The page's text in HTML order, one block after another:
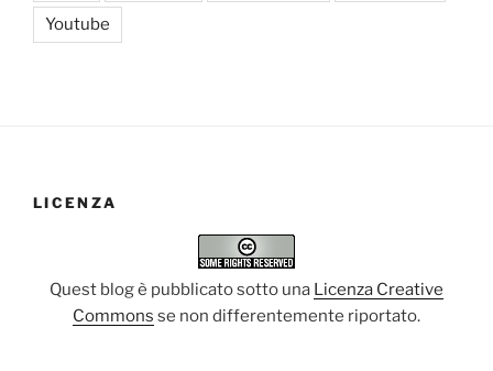
Youtube
LICENZA
Quest blog è pubblicato sotto una Licenza Creative
Commons se non differentemente riportato.